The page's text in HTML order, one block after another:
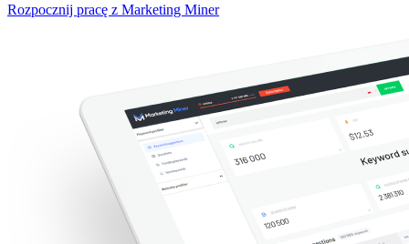
Rozpocznij pracę z Marketing Miner